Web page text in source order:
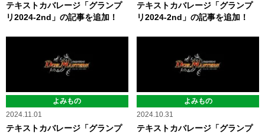
テキストカバレージ「グランプ
リ2024-2nd」の記事を追加！
テキストカバレージ「グランプ
リ2024-2nd」の記事を追加！
よみもの
2024.11.01
テキストカバレージ「グランプ
よみもの
2024.10.31
テキストカバレージ「グランプ